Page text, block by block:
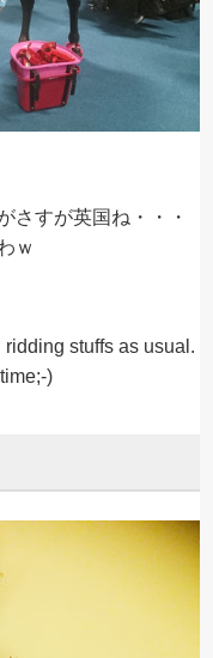
さすが英国ね・・・
ｗ
ridding stuffs as usual.
)